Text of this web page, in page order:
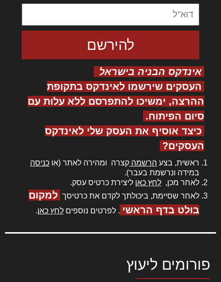
אינדקס הבניה בישראל
העסקים שירשמו לאינדקס בתקופת
ההרצה, ימשיכו להתפרסם ללא עלות עם
סיום הפיתוח.
כיצד אוסיף את העסק שלי לאינדקס
העסקים?
ראשית, בצע הרשמה קצרה ומהירה לאתר (או כניסה
במידה ונרשמת בעבר).
לאחר מכן, לחץ כאן ליצירת כרטיס עסק.
לאחר שסיימת, ביכולתך לקדם את כרטיסך למקום
בולט בדף הראשי . לפרטים נוספים לחץ כאן.
פורומים ליעוץ